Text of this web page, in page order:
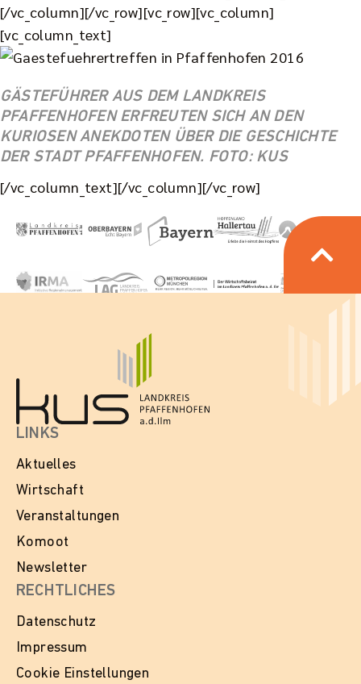
[/vc_column][/vc_row][vc_row][vc_column]
[vc_column_text]
GÄSTEFÜHRER AUS DEM LANDKREIS
PFAFFENHOFEN ERFREUTEN SICH AN DEN
KURIOSEN ANEKDOTEN ÜBER DIE GESCHICHTE
DER STADT PFAFFENHOFEN. FOTO: KUS
[/vc_column_text][/vc_column][/vc_row]
LINKS
Aktuelles
Wirtschaft
Veranstaltungen
Komoot
Newsletter
RECHTLICHES
Datenschutz
Impressum
Cookie Einstellungen